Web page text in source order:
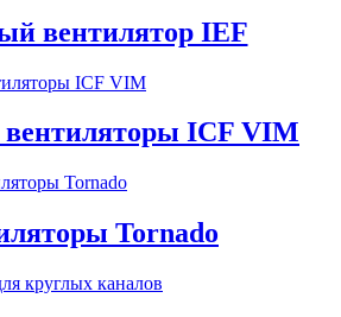
вентилятор IEF
ICF VIM
Tornado